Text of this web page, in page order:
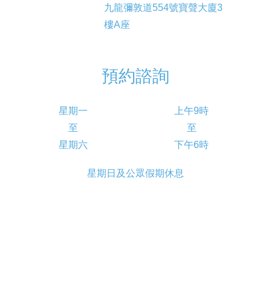
九龍彌敦道554號寶聲大廈3
樓A座
預約諮詢
星期一
至
星期六
上午9時
至
下午6時
星期日及公眾假期休息